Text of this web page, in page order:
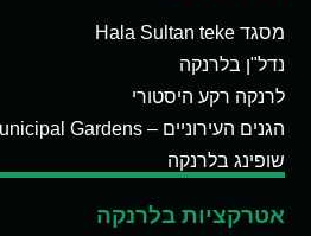
מסגד Hala Sultan teke
נדל"ן בלרנקה
לרנקה רקע היסטורי
הגנים העירוניים – Municipal Gardens של לרנקה
שופינג בלרנקה
אטרקציות בלרנקה